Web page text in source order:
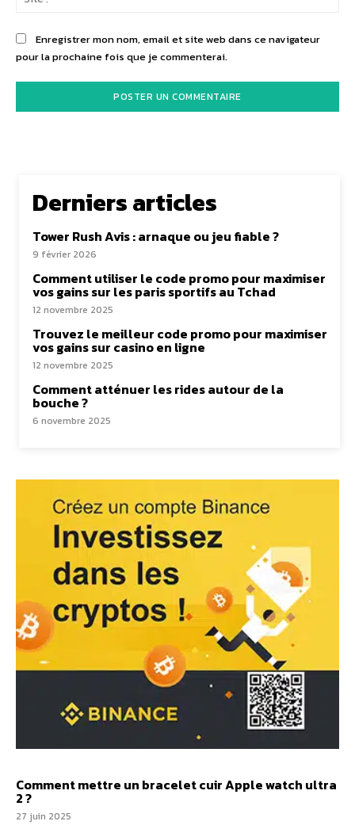
Enregistrer mon nom, email et site web dans ce navigateur
pour la prochaine fois que je commenterai.
Derniers articles
Tower Rush Avis : arnaque ou jeu fiable ?
9 février 2026
Comment utiliser le code promo pour maximiser
vos gains sur les paris sportifs au Tchad
12 novembre 2025
Trouvez le meilleur code promo pour maximiser
vos gains sur casino en ligne
12 novembre 2025
Comment atténuer les rides autour de la
bouche ?
6 novembre 2025
Comment mettre un bracelet cuir Apple watch ultra
2 ?
27 juin 2025